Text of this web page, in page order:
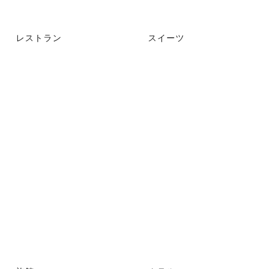
レストラン スイーツ